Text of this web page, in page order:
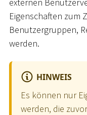
Eigenschaften zum
Benutzergruppen,
werden.
HINWEIS
Es können nur
werden, die